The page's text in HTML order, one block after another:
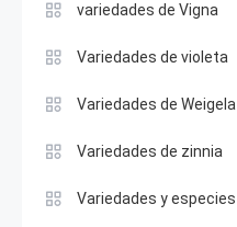
variedades de Vigna
Variedades de violeta
Variedades de Weigela
Variedades de zinnia
Variedades y especies